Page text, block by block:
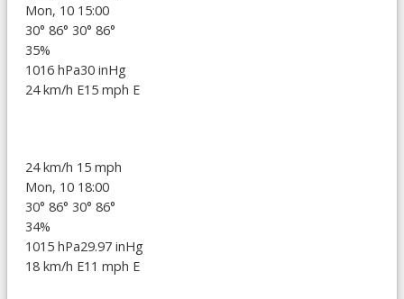
Mon, 10 15:00
30° 86° 30° 86°
35%
1016 hPa30 inHg
24 km/h E15 mph E
24 km/h 15 mph
Mon, 10 18:00
30° 86° 30° 86°
34%
1015 hPa29.97 inHg
18 km/h E11 mph E